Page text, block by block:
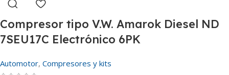
Compresor tipo V.W. Amarok Diesel ND
7SEU17C Electrónico 6PK
Automotor, Compresores y kits